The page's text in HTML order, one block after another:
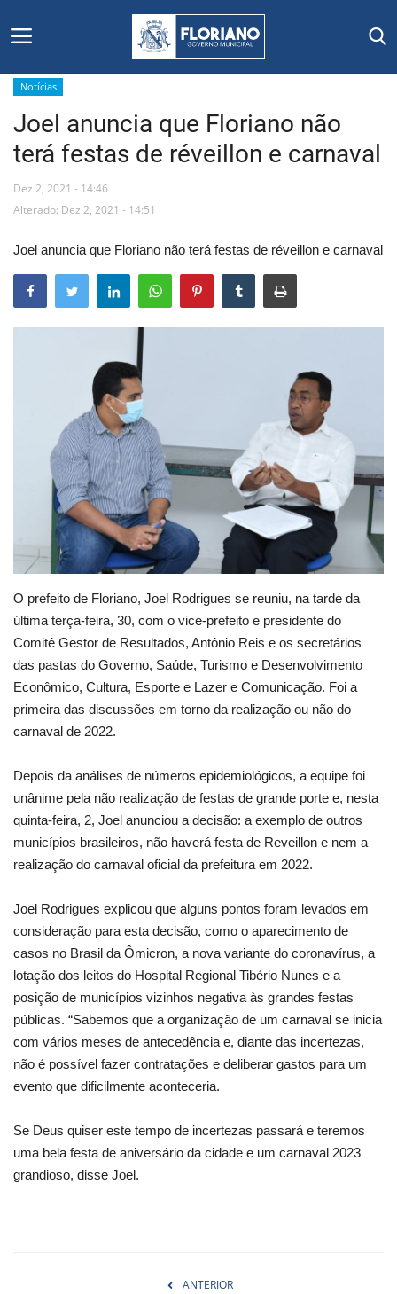
Início
Editais
Floriano
Secretarias e Órgãos
Mural de Licitações
Webmail
Contato
Notícias
Joel anuncia que Floriano não
terá festas de réveillon e carnaval
Dez 2, 2021 - 14:46
Alterado: Dez 2, 2021 - 14:51
Joel anuncia que Floriano não terá festas de réveillon e carnaval
O prefeito de Floriano, Joel Rodrigues se reuniu, na tarde da
última terça-feira, 30, com o vice-prefeito e presidente do
Comitê Gestor de Resultados, Antônio Reis e os secretários
das pastas do Governo, Saúde, Turismo e Desenvolvimento
Econômico, Cultura, Esporte e Lazer e Comunicação. Foi a
primeira das discussões em torno da realização ou não do
carnaval de 2022.
Depois da análises de números epidemiológicos, a equipe foi
unânime pela não realização de festas de grande porte e, nesta
quinta-feira, 2, Joel anunciou a decisão: a exemplo de outros
municípios brasileiros, não haverá festa de Reveillon e nem a
realização do carnaval oficial da prefeitura em 2022.
Joel Rodrigues explicou que alguns pontos foram levados em
consideração para esta decisão, como o aparecimento de
casos no Brasil da Ômicron, a nova variante do coronavírus, a
lotação dos leitos do Hospital Regional Tibério Nunes e a
posição de municípios vizinhos negativa às grandes festas
públicas. “Sabemos que a organização de um carnaval se inicia
com vários meses de antecedência e, diante das incertezas,
não é possível fazer contratações e deliberar gastos para um
evento que dificilmente aconteceria.
Se Deus quiser este tempo de incertezas passará e teremos
uma bela festa de aniversário da cidade e um carnaval 2023
grandioso, disse Joel.
ANTERIOR